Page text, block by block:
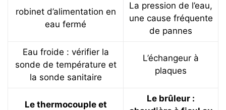
robinet d’alimentation en
eau fermé
La pression de l’eau,
une cause fréquente
de pannes
Eau froide : vérifier la
sonde de température et
la sonde sanitaire
L’échangeur à
plaques
Le thermocouple et
Le brûleur :